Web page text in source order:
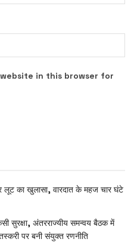
in this browser for
लूट का खुलासा, वारदात के महज चार घंटे
सुरक्षा, अंतरराज्यीय समन्वय बैठक में
पर बनी संयुक्त रणनीति